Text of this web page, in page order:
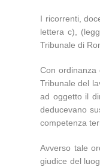
I ricorrenti,
lettera c),
Tribunale di
Con ordinanza
Tribunale del
ad oggetto il
deducevano
competenza
Avverso tale
giudice del